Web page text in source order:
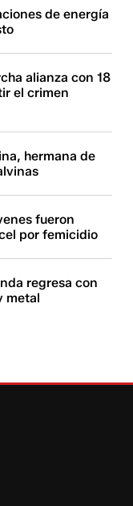
de energía
alianza con 18
el crimen
hermana de
fueron
por femicidio
regresa con
metal